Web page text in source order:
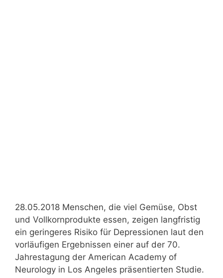
28.05.2018 Menschen, die viel Gemüse, Obst
und Vollkornprodukte essen, zeigen langfristig
ein geringeres Risiko für Depressionen laut den
vorläufigen Ergebnissen einer auf der 70.
Jahrestagung der American Academy of
Neurology in Los Angeles präsentierten Studie.